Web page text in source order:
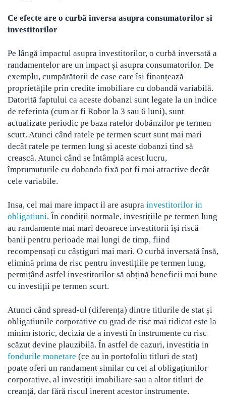
Ce efecte are o curbă inversa asupra consumatorilor si
investitorilor
Pe lângă impactul asupra investitorilor, o curbă inversată a
randamentelor are un impact și asupra consumatorilor. De
exemplu, cumpărătorii de case care își finanțează
proprietățile prin credite imobiliare cu dobandă variabilă.
Datorită faptului ca aceste dobanzi sunt legate la un indice
de referinta (cum ar fi Robor la 3 sau 6 luni), sunt
actualizate periodic pe baza ratelor dobânzilor pe termen
scurt. Atunci când ratele pe termen scurt sunt mai mari
decât ratele pe termen lung și aceste dobanzi tind să
crească. Atunci când se întâmplă acest lucru,
împrumuturile cu dobanda fixă pot fi mai atractive decât
cele variabile.
Insa, cel mai mare impact il are asupra investitorilor in
obligatiuni. În condiții normale, investițiile pe termen lung
au randamente mai mari deoarece investitorii își riscă
banii pentru perioade mai lungi de timp, fiind
recompensați cu câștiguri mai mari. O curbă inversată însă,
elimină prima de risc pentru investițiile pe termen lung,
permițând astfel investitorilor să obțină beneficii mai bune
cu investiții pe termen scurt.
Atunci când spread-ul (diferența) dintre titlurile de stat și
obligatiunile corporative cu grad de risc mai ridicat este la
minim istoric, decizia de a investi în instrumente cu risc
scăzut devine plauzibilă. În astfel de cazuri, investitia in
fondurile monetare (ce au in portofoliu titluri de stat)
poate oferi un randament similar cu cel al obligațiunilor
corporative, al investiții imobiliare sau a altor titluri de
creanță, dar fără riscul inerent acestor instrumente.